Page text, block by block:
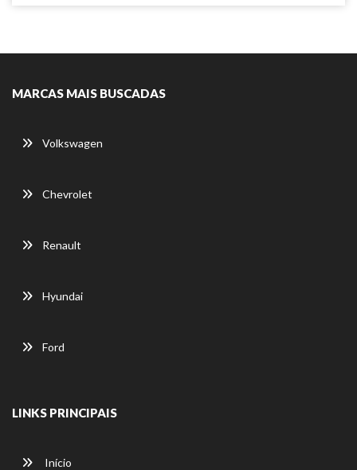
MARCAS MAIS BUSCADAS
Volkswagen
Chevrolet
Renault
Hyundai
Ford
LINKS PRINCIPAIS
Início